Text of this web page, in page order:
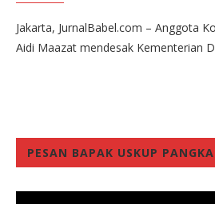
Jakarta, JurnalBabel.com – Anggota
Aidi Maazat mendesak Kementerian
PESAN BAPAK USKUP